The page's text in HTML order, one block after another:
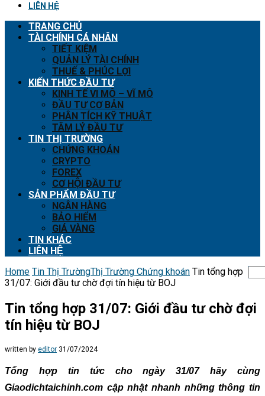
LIÊN HỆ
TRANG CHỦ
TÀI CHÍNH CÁ NHÂN
TIẾT KIỆM
QUẢN LÝ TÀI CHÍNH
THUẾ & PHÚC LỢI
KIẾN THỨC ĐẦU TƯ
KINH TẾ VI MÔ – VĨ MÔ
ĐẦU TƯ CƠ BẢN
PHÂN TÍCH KỸ THUẬT
TÂM LÝ ĐẦU TƯ
TIN THỊ TRƯỜNG
CHỨNG KHOÁN
CRYPTO
FOREX
CƠ HỘI ĐẦU TƯ
SẢN PHẨM ĐẦU TƯ
NGÂN HÀNG
BẢO HIỂM
GIÁ VÀNG
TIN KHÁC
LIÊN HỆ
Home Tin Thị TrườngThị Trường Chứng khoán Tin tổng hợp
31/07: Giới đầu tư chờ đợi tín hiệu từ BOJ
Tin tổng hợp 31/07: Giới đầu tư chờ đợi
tín hiệu từ BOJ
written by editor 31/07/2024
Tổng hợp tin tức cho ngày 31/07 hãy cùng
Giaodichtaichinh.com cập nhật nhanh những thông tin